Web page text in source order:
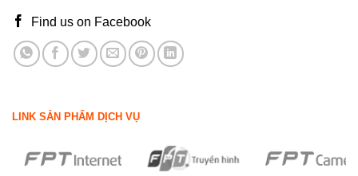
Find us on Facebook
LINK SẢN PHẨM DỊCH VỤ